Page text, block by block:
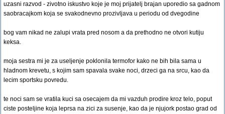
uzasni razvod - zivotno iskustvo koje je moj prijatelj brajan uporedio sa gadnom
saobracajkom koja se svakodnevno prozivljava u periodu od dvegodine
bog vam nikad ne zalupi vrata pred nosom a da prethodno ne otvori kutiju
keksa.
moja sestra mi je za useljenje poklonila termofor kako ne bih bila sama u
hladnom krevetu, s kojim sam spavala svake noci, drzeci ga na srcu, kao da
lecim sportsku povredu.
te noci sam se vratila kuci sa osecajem da mi vazduh prodire kroz telo, poput
ciste posteljine koja leprsa na zici za susenje, kao da je njujork postao grad od